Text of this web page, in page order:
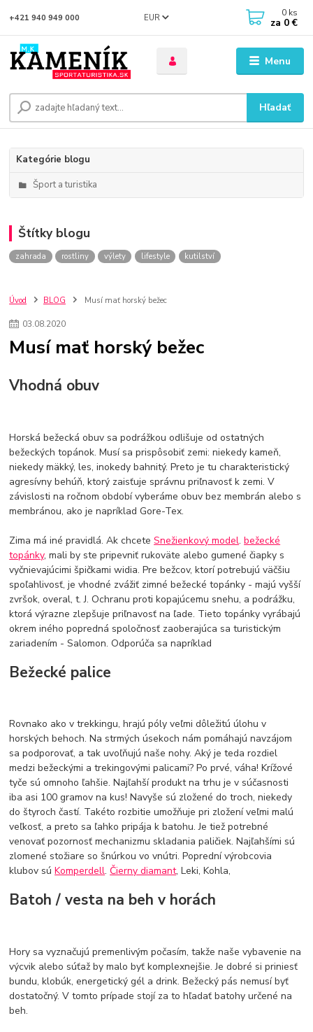
Menu
EUR
Hľadať
+421 940 949 000 0 ks
za 0 €
Kategórie blogu
Šport a turistika
Štítky blogu
zahrada rostliny výlety lifestyle kutilství
Úvod BLOG Musí mať horský bežec
03.08.2020
Musí mať horský bežec
Vhodná obuv
Horská bežecká obuv sa podrážkou odlišuje od ostatných
bežeckých topánok. Musí sa prispôsobiť zemi: niekedy kameň,
niekedy mäkký, les, inokedy bahnitý. Preto je tu charakteristický
agresívny behúň, ktorý zaisťuje správnu priľnavosť k zemi. V
závislosti na ročnom období vyberáme obuv bez membrán alebo s
membránou, ako je napríklad Gore-Tex.
Zima má iné pravidlá. Ak chceteSnežienkový model.bežecké
topánky, mali by ste pripevniť rukoväte alebo gumené čiapky s
vyčnievajúcimi špičkami widia. Pre bežcov, ktorí potrebujú väčšiu
spoľahlivosť, je vhodné zvážiť zimné bežecké topánky - majú vyšší
zvršok, overal, t. J. Ochranu proti kopajúcemu snehu, a podrážku,
ktorá výrazne zlepšuje priľnavosť na ľade. Tieto topánky vyrábajú
okrem iného popredná spoločnosť zaoberajúca sa turistickým
zariadením - Salomon. Odporúča sa napríklad
Bežecké palice
Rovnako ako v trekkingu, hrajú póly veľmi dôležitú úlohu v
horských behoch. Na strmých úsekoch nám pomáhajú navzájom
sa podporovať, a tak uvoľňujú naše nohy. Aký je teda rozdiel
medzi bežeckými a trekingovými palicami? Po prvé, váha! Krížové
tyče sú omnoho ľahšie. Najľahší produkt na trhu je v súčasnosti
iba asi 100 gramov na kus! Navyše sú zložené do troch, niekedy
do štyroch častí. Takéto rozbitie umožňuje pri zložení veľmi malú
veľkosť, a preto sa ľahko pripája k batohu. Je tiež potrebné
venovať pozornosť mechanizmu skladania paličiek. Najľahšími sú
zlomené stožiare so šnúrkou vo vnútri. Poprední výrobcovia
klubov súKomperdell.Čierny diamant, Leki, Kohla,
Batoh / vesta na beh v horách
Hory sa vyznačujú premenlivým počasím, takže naše vybavenie na
výcvik alebo súťaž by malo byť komplexnejšie. Je dobré si priniesť
bundu, klobúk, energetický gél a drink. Bežecký pás nemusí byť
dostatočný. V tomto prípade stojí za to hľadať batohy určené na
beh.